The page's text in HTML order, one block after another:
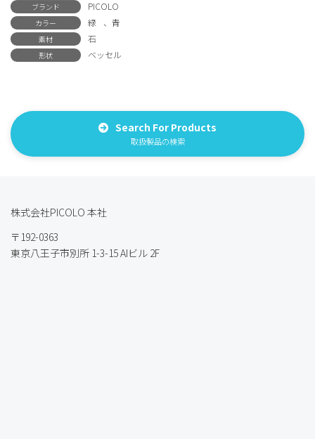
ブランド PICOLO
カラー 緑 、 青
素材 石
形状 ベッセル
Search For Products
取扱製品の検索
株式会社PICOLO 本社
〒192-0363
東京八王子市別所 1-3-15 AIビル 2F